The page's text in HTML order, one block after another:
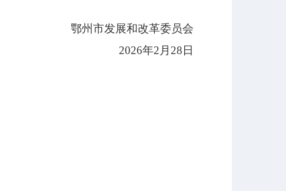
鄂州市发展和改革委员会
2026年2 月 28 日